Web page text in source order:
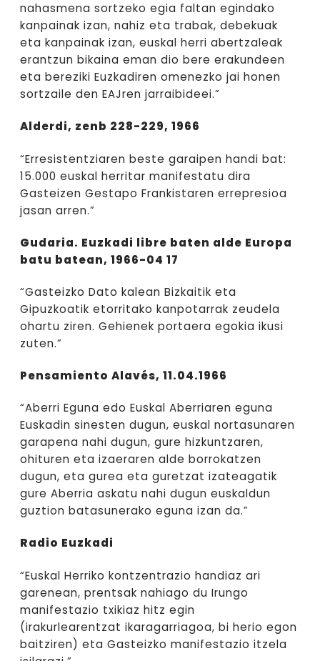
nahasmena sortzeko egia faltan egindako
kanpainak izan, nahiz eta trabak, debekuak
eta kanpainak izan, euskal herri abertzaleak
erantzun bikaina eman dio bere erakundeen
eta bereziki Euzkadiren omenezko jai honen
sortzaile den EAJren jarraibideei.”
Alderdi, zenb 228-229, 1966
“Erresistentziaren beste garaipen handi bat:
15.000 euskal herritar manifestatu dira
Gasteizen Gestapo Frankistaren errepresioa
jasan arren.”
Gudaria. Euzkadi libre baten alde Europa
batu batean, 1966-04 17
“Gasteizko Dato kalean Bizkaitik eta
Gipuzkoatik etorritako kanpotarrak zeudela
ohartu ziren. Gehienek portaera egokia ikusi
zuten.”
Pensamiento Alavés, 11.04.1966
“Aberri Eguna edo Euskal Aberriaren eguna
Euskadin sinesten dugun, euskal nortasunaren
garapena nahi dugun, gure hizkuntzaren,
ohituren eta izaeraren alde borrokatzen
dugun, eta gurea eta guretzat izateagatik
gure Aberria askatu nahi dugun euskaldun
guztion batasunerako eguna izan da.”
Radio Euzkadi
“Euskal Herriko kontzentrazio handiaz ari
garenean, prentsak nahiago du Irungo
manifestazio txikiaz hitz egin
(irakurlearentzat ikaragarriagoa, bi herio egon
baitziren) eta Gasteizko manifestazio itzela